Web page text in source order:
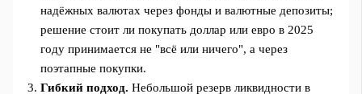
надёжных валютах через фонды и валютные депозиты;
решение стоит ли покупать доллар или евро в 2025
году принимается не "всё или ничего", а через
поэтапные покупки.
Гибкий подход. Небольшой резерв ликвидности в